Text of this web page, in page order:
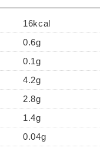
16kcal
0.6g
0.1g
4.2g
2.8g
1.4g
0.04g